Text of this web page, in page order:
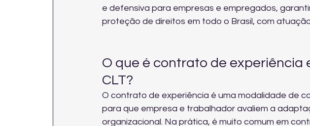
e defensiva para empresas e empregados,
proteção de direitos em todo o Brasil, com
O que é contrato de experiência
CLT?
O contrato de experiência é uma modalidade de
para que empresa e trabalhador avaliem a
organizacional. Na prática, é muito comum em